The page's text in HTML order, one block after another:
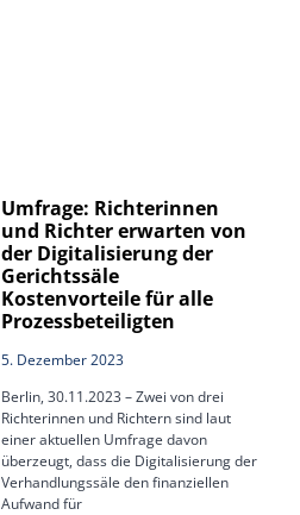
Umfrage: Richterinnen
und Richter erwarten von
der Digitalisierung der
Gerichtssäle
Kostenvorteile für alle
Prozessbeteiligten
5. Dezember 2023
Berlin, 30.11.2023 – Zwei von drei
Richterinnen und Richtern sind laut
einer aktuellen Umfrage davon
überzeugt, dass die Digitalisierung der
Verhandlungssäle den finanziellen
Aufwand für